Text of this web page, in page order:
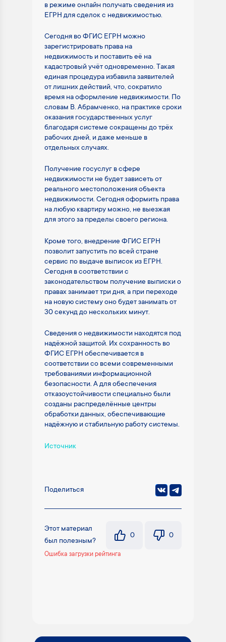
в режиме онлайн получать сведения из
ЕГРН для сделок с недвижимостью.
Сегодня во ФГИС ЕГРН можно
зарегистрировать права на
недвижимость и поставить её на
кадастровый учёт одновременно. Такая
единая процедура избавила заявителей
от лишних действий, что, сократило
время на оформление недвижимости. По
словам В. Абрамченко, на практике сроки
оказания государственных услуг
благодаря системе сокращены до трёх
рабочих дней, и даже меньше в
отдельных случаях.
Получение госуслуг в сфере
недвижимости не будет зависеть от
реального местоположения объекта
недвижимости. Сегодня оформить права
на любую квартиру можно, не выезжая
для этого за пределы своего региона.
Кроме того, внедрение ФГИС ЕГРН
позволит запустить по всей стране
сервис по выдаче выписок из ЕГРН.
Сегодня в соответствии с
законодательством получение выписки о
правах занимает три дня, а при переходе
на новую систему оно будет занимать от
30 секунд до нескольких минут.
Сведения о недвижимости находятся под
надёжной защитой. Их сохранность во
ФГИС ЕГРН обеспечивается в
соответствии со всеми современными
требованиями информационной
безопасности. А для обеспечения
отказоустойчивости специально были
созданы распределённые центры
обработки данных, обеспечивающие
надёжную и стабильную работу системы.
Источник
Поделиться
Этот материал
был полезным?
0 0
Ошибка загрузки рейтинга